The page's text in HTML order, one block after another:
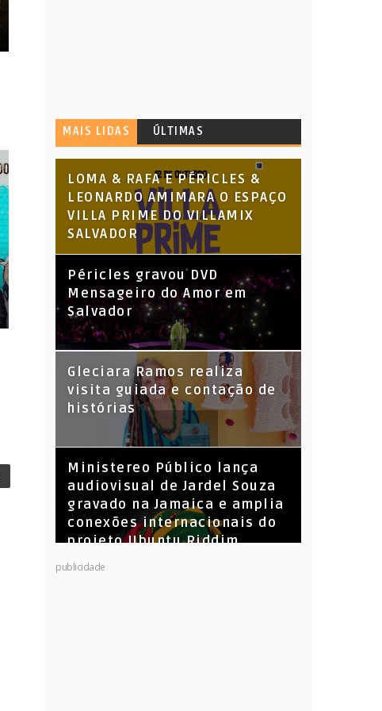
MAIS LIDAS ÚLTIMAS
LOMA & RAFA E PÉRICLES &
LEONARDO AMIMARA O ESPAÇO
VILLA PRIME DO VILLAMIX
SALVADOR
Péricles gravou DVD
Mensageiro do Amor em
Salvador
KL Jay (Racionais MC’s), DJ
Raíz e DJ Leandro Vitrola na
BIGSHAKE 14
Gleciara Ramos realiza
visita guiada e contação de
histórias
​Ministereo Público lança
audiovisual de Jardel Souza
gravado na Jamaica e amplia
conexões internacionais do
projeto Ubuntu Riddim
publicidade